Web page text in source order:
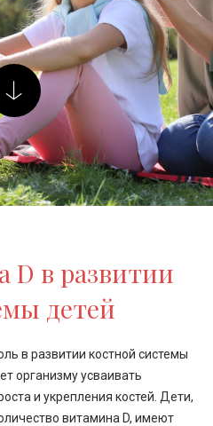
D в развитии
детей
в развитии костной системы
организму усваивать
и укрепления костей. Дети,
витамина D, имеют